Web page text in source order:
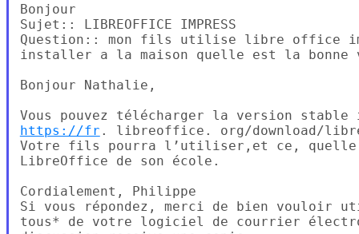
Bonjour
Sujet:: LIBREOFFICE IMPRESS
Question:: mon fils utilise libre office
installer a la maison quelle est la bonne
Bonjour Nathalie,
https://fr . libreoffice. org/download/
Votre fils pourra l’utiliser,et ce, quelle
LibreOffice de son école.
Cordialement, Philippe
Si vous répondez, merci de bien vouloir
tous* de votre logiciel de courrier